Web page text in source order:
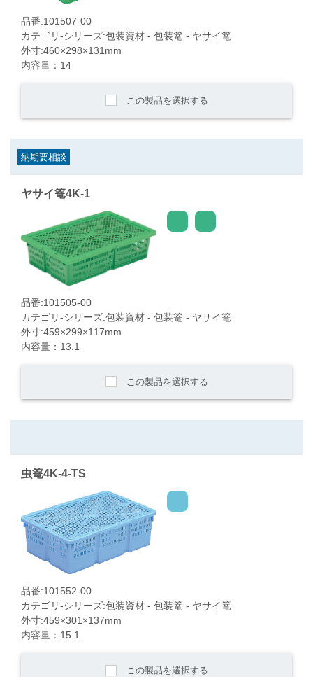
品番:101507-00
カテゴリ-シリーズ:包装資材 - 包装篭 - ヤサイ篭
外寸:460×298×131mm
内容量：14
この製品を選択する
納期要相談
ヤサイ篭4K-1
品番:101505-00
カテゴリ-シリーズ:包装資材 - 包装篭 - ヤサイ篭
外寸:459×299×117mm
内容量：13.1
この製品を選択する
虫篭4K-4-TS
品番:101552-00
カテゴリ-シリーズ:包装資材 - 包装篭 - ヤサイ篭
外寸:459×301×137mm
内容量：15.1
この製品を選択する